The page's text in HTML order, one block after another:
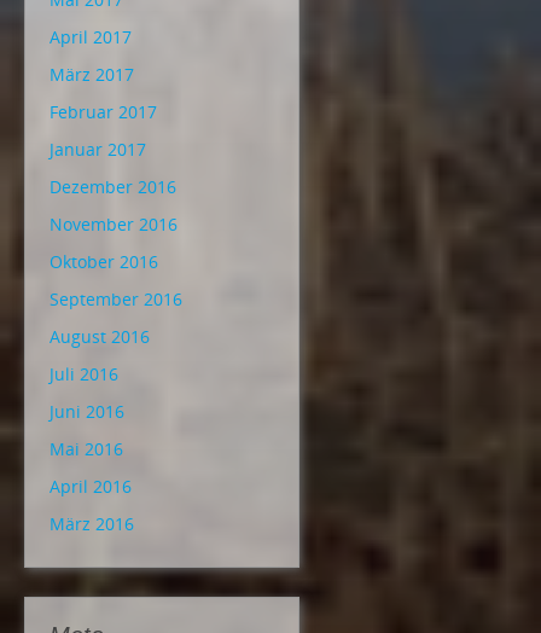
April 2017
März 2017
Februar 2017
Januar 2017
Dezember 2016
November 2016
Oktober 2016
September 2016
August 2016
Juli 2016
Juni 2016
Mai 2016
April 2016
März 2016